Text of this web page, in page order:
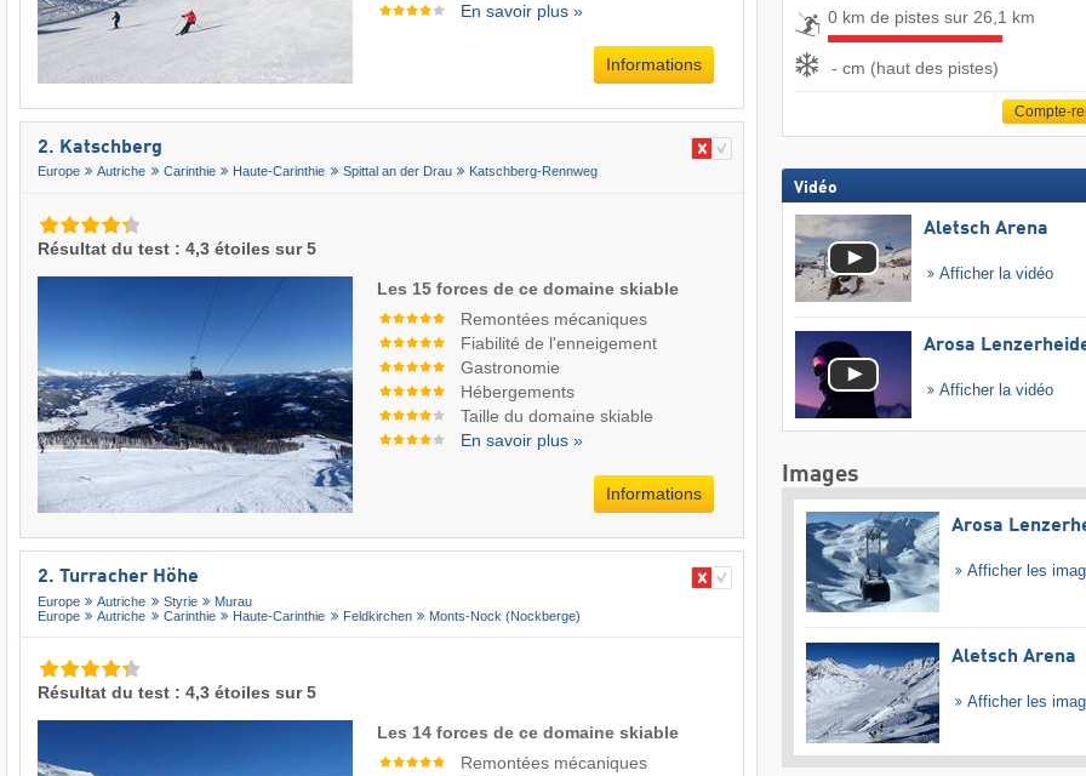
En savoir plus »
Informations
2. Katschberg
Europe Autriche Carinthie Haute-Carinthie Spittal an der Drau Katschberg-Rennweg
Résultat du test : 4,3 étoiles sur 5
Les 15 forces de ce domaine skiable
Remontées mécaniques
Fiabilité de l'enneigement
Gastronomie
Hébergements
Taille du domaine skiable
En savoir plus »
Informations
2. Turracher Höhe
Europe Autriche Styrie
Murau
Europe
Autriche Carinthie Haute-Carinthie Feldkirchen Monts-Nock (Nockberge)
Résultat du test : 4,3 étoiles sur 5
Les 14 forces de ce domaine skiable
Remontées mécaniques
0 km de pistes sur 26,1 km
- cm (haut des pistes)
Compte-
Vidéo
Aletsch Arena
Afficher la vidéo
Arosa
Afficher la vidéo
Images
Arosa
Afficher les
Aletsch Arena
Afficher les